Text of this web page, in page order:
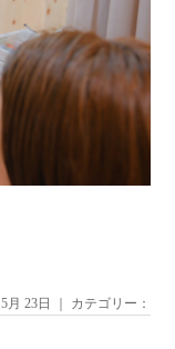
月 23日 ｜ カテゴリー：